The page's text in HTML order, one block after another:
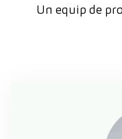
Un equip de